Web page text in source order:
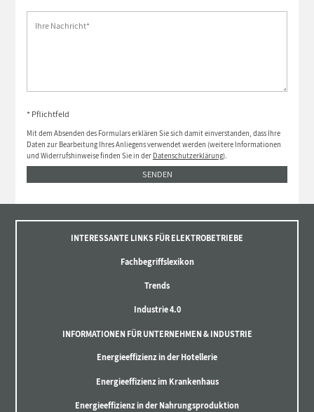
* Pflichtfeld
Mit dem Absenden des Formulars erklären Sie sich damit einverstanden, dass Ihre
Daten zur Bearbeitung Ihres Anliegens verwendet werden (weitere Informationen
und Widerrufshinweise finden Sie in der Datenschutzerklärung).
SENDEN
INTERESSANTE LINKS FÜR ELEKTROBETRIEBE
Fachbegriffslexikon
Trends
Industrie 4.0
INFORMATIONEN FÜR UNTERNEHMEN & INDUSTRIE
Energieeffizienz in der Hotellerie
Energieeffizienz im Krankenhaus
Energieeffizienz in der Nahrungsproduktion